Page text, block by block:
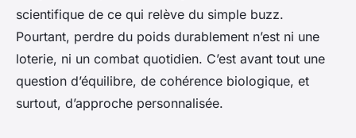
scientifique de ce qui relève du simple buzz.
Pourtant, perdre du poids durablement n’est ni une
loterie, ni un combat quotidien. C’est avant tout une
question d’équilibre, de cohérence biologique, et
surtout, d’approche personnalisée.